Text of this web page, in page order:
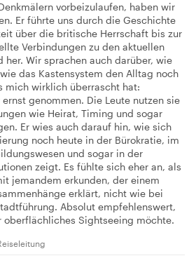
vorbeizulaufen, haben wir
Er führte uns durch die Geschichte
über die britische Herrschaft bis zur
Verbindungen zu den aktuellen
her. Wir sprachen auch darüber, wie
das Kastensystem den Alltag noch
mich wirklich überrascht hat:
genommen. Die Leute nutzen sie
wie Heirat, Timing und sogar
Er wies auch darauf hin, wie sich
noch heute in der Bürokratie, im
und sogar in der
zeigt. Es fühlte sich eher an, als
jemandem erkunden, der einem
erklärt, nicht wie bei
Absolut empfehlenswert,
oberflächliches Sightseeing möchte.